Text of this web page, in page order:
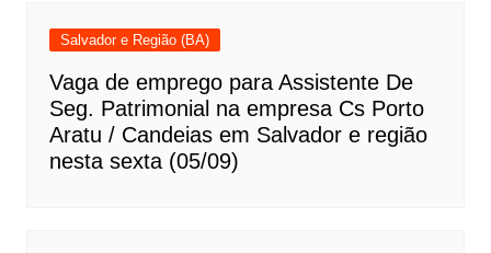
Salvador e Região (BA)
Vaga de emprego para Assistente De
Seg. Patrimonial na empresa Cs Porto
Aratu / Candeias em Salvador e região
nesta sexta (05/09)